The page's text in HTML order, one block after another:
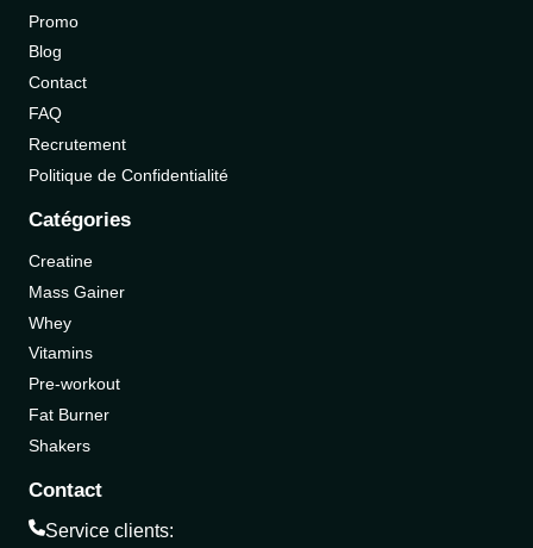
Promo
Blog
Contact
FAQ
Recrutement
Politique de Confidentialité
Catégories
Creatine
Mass Gainer
Whey
Vitamins
Pre-workout
Fat Burner
Shakers
Contact
Service clients: